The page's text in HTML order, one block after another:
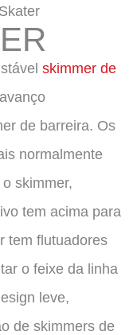
skimmer de
de barreira. Os
normalmente
skimmer,
tem acima para
tem flutuadores
o feixe da linha
leve,
de skimmers de